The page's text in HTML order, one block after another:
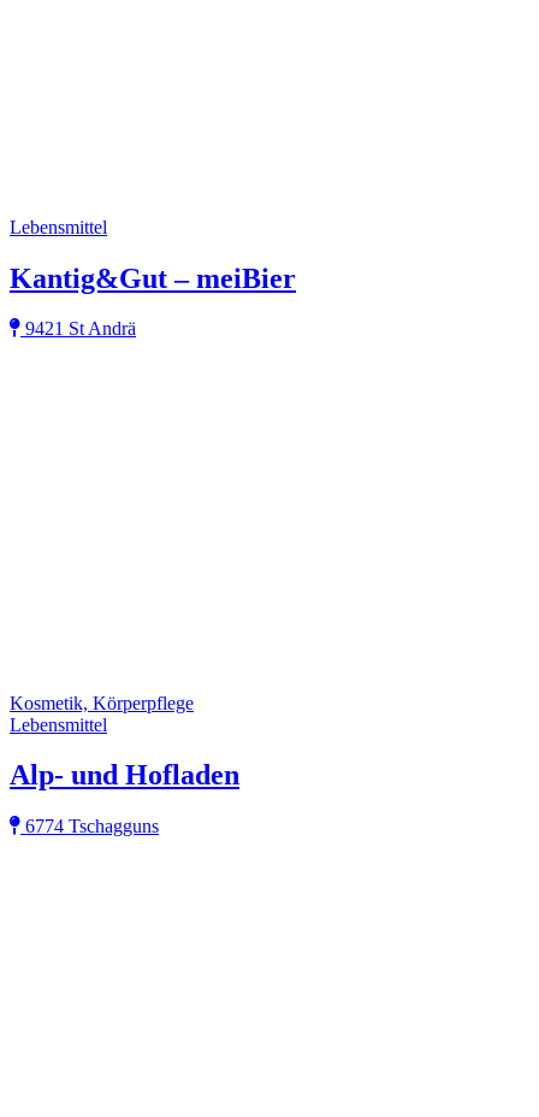
Lebensmittel
Kantig&Gut – meiBier
9421 St Andrä
Kosmetik, Körperpflege
Lebensmittel
Alp- und Hofladen
6774 Tschagguns